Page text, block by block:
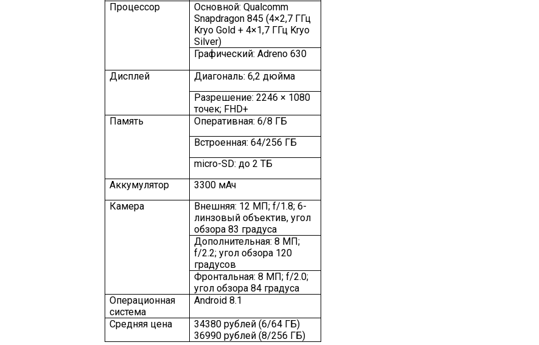
Процессор
Основной: Qualcomm
Snapdragon 845 (4×2,7 ГГц
Kryo Gold + 4×1,7 ГГц Kryo
Silver)
Графический: Adreno 630
Дисплей
Диагональ: 6,2 дюйма
Разрешение: 2246 × 1080
точек; FHD+
Память
Оперативная: 6/8 ГБ
Встроенная: 64/256 ГБ
micro-SD: до 2 ТБ
Аккумулятор
3300 мАч
Камера
Внешняя: 12 МП; f/1.8; 6-
линзовый объектив, угол
обзора 83 градуса
Дополнительная: 8 МП;
f/2.2; угол обзора 120
градусов
Фронтальная: 8 МП; f/2.0;
угол обзора 84 градуса
Операционная
система
Android 8.1
Средняя цена
34380 рублей (6/64 ГБ)
36990 рублей (8/256 ГБ)